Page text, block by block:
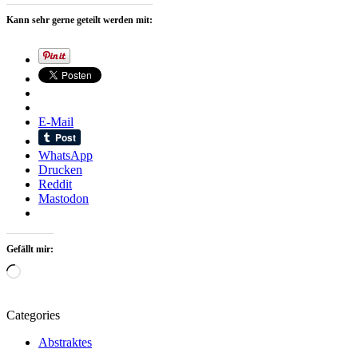
Kann sehr gerne geteilt werden mit:
E-Mail
WhatsApp
Drucken
Reddit
Mastodon
Gefällt mir:
Wird
Categories
Abstraktes